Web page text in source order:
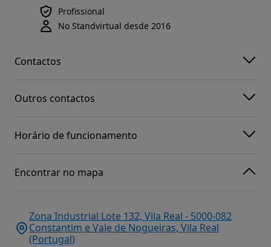
Profissional
No Standvirtual desde 2016
Contactos
Outros contactos
Horário de funcionamento
Encontrar no mapa
Zona Industrial Lote 132, Vila Real - 5000-082
Constantim e Vale de Nogueiras, Vila Real
(Portugal)